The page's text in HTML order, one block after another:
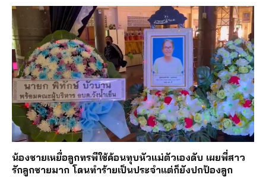
น้องชายเหยื่อลูกทรพีใช้ค้อนทุบหัวแม่ตัวเองดับ เผยพี่สาว
รักลูกชายมาก โดนทำร้ายเป็นประจำแต่ก็ยังปกป้องลูก